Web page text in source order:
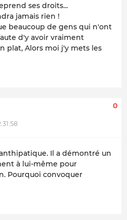
ses droits...
jamais rien !
beaucoup de gens qui n'ont
d'y avoir vraiment
plat, Alors moi j'y mets les
0
Il a démontré un
à lui-même pour
Pourquoi convoquer